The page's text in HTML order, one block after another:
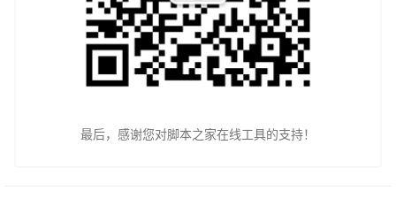
最后，感谢您对脚本之家在线工具的支持！